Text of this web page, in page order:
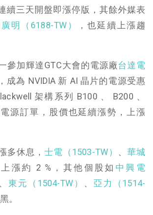
續三天開盤即漲停版，其餘外媒表
廣明（6188-TW）
，也延續上漲趨
參加輝達GTC大會的電源廠台達電
，成為 NVIDIA 新 AI 晶片的電源受惠
架構系列 B100 、 B200 、
電源訂單，股價也延續漲勢，上漲
多休息，士電（1503-TW） 、 華城
上漲約 2 %，其他個股如 中興電
、東元（1504-TW） 、 亞力（1514-
。